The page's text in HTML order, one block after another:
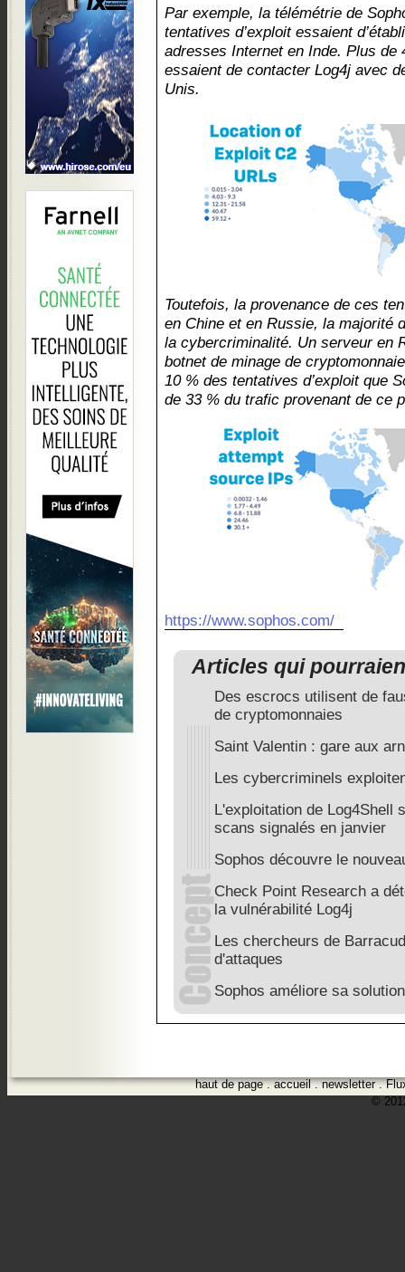
Par exemple, la télémétrie de
tentatives d’exploit essaient
adresses Internet en Inde. Plus de
essaient de contacter Log4j avec
Unis.
Toutefois, la provenance de ces
en Chine et en Russie, la majorité
la cybercriminalité. Un serveur en
botnet de minage de
10 % des tentatives d’exploit que
de 33 % du trafic provenant de ce
https://www.sophos.com/
Articles qui
Des escrocs utilisent de
de cryptomonnaies
Saint Valentin : gare aux
Les cybercriminels
L'exploitation de Log4Shell
scans signalés en janvier
Sophos découvre le
Check Point Research a
la vulnérabilité Log4j
Les chercheurs de
d'attaques
Sophos améliore sa
haut de page.accueil.newsletter.
©